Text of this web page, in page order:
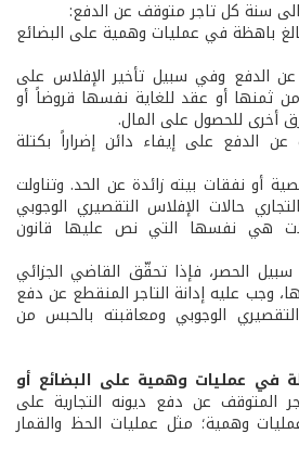
سنة كل تاجر متوقف عن الدفع:
باهظة في عمليات وهمية على البضائع
عن الدفع وفي سبيل تأخير الإفلاس على
ثمنها أو عقد للغاية نفسها قروضاً أو
أخرى للحصول على المال.
الدفع على إيفاء دائن إضراراً بكتلة
أو نفقات بيته زائدة عن الحد. وتناولت
التجاري حالات الإفلاس التقصيري الوجوبي
هي نفسها التي نص عليها قانون
الحصر، فإذا تحقّق القاضي الجزائي
وجب عليه إدانة التاجر المنقطع عن دفع
التقصيري الوجوبي ومعاقبته بالحبس من
في عمليات وهمية على البضائع أو
المتوقف عن دفع ديونه التجارية على
وهمية؛ مثل عمليات الحظ والقمار